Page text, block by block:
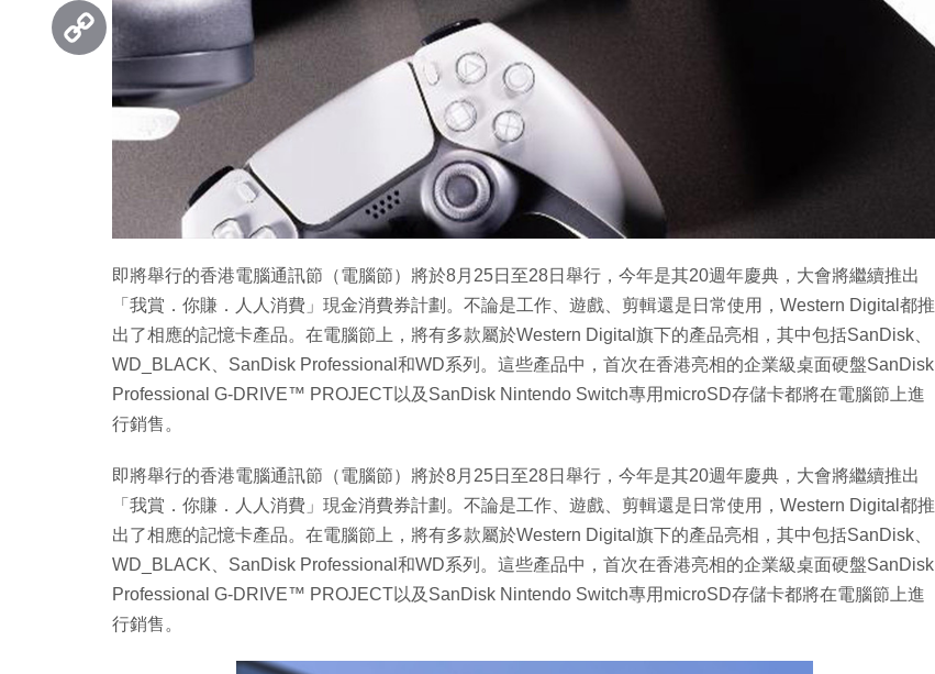
即將舉行的香港電腦通訊節（電腦節）將於8月25日至28日舉行，今年是其20週年慶典，大會將繼續推出
「我賞．你賺．人人消費」現金消費券計劃。不論是工作、遊戲、剪輯還是日常使用，Western Digital都推
出了相應的記憶卡產品。在電腦節上，將有多款屬於Western Digital旗下的產品亮相，其中包括SanDisk、
WD_BLACK、SanDisk Professional和WD系列。這些產品中，首次在香港亮相的企業級桌面硬盤SanDisk
Professional G-DRIVE™ PROJECT以及SanDisk Nintendo Switch專用microSD存儲卡都將在電腦節上進
行銷售。
即將舉行的香港電腦通訊節（電腦節）將於8月25日至28日舉行，今年是其20週年慶典，大會將繼續推出
「我賞．你賺．人人消費」現金消費券計劃。不論是工作、遊戲、剪輯還是日常使用，Western Digital都推
出了相應的記憶卡產品。在電腦節上，將有多款屬於Western Digital旗下的產品亮相，其中包括SanDisk、
WD_BLACK、SanDisk Professional和WD系列。這些產品中，首次在香港亮相的企業級桌面硬盤SanDisk
Professional G-DRIVE™ PROJECT以及SanDisk Nintendo Switch專用microSD存儲卡都將在電腦節上進
行銷售。
Threads
Copy